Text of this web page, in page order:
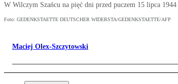
W Wilczym Szańcu na pięć dni przed puczem 15 lipca
Foto: GEDENKSTAETTE DEUTSCHER WIDERSTA/GEDENKSTAETTE/AFP
Maciej Olex-Szczytowski